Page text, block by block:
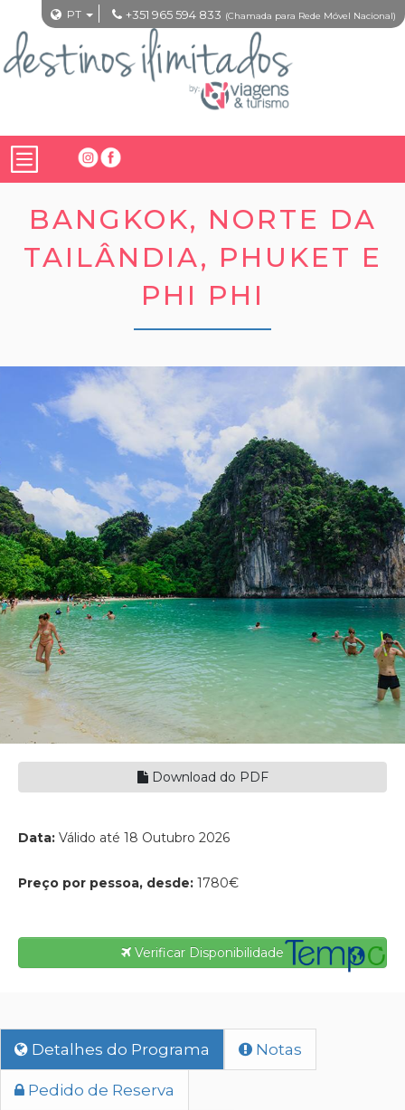
PT +351 965 594 833 (Chamada para Rede Móvel Nacional)
BANGKOK, NORTE DA
TAILÂNDIA, PHUKET E
PHI PHI
Download do PDF
Data: Válido até 18 Outubro 2026
Preço por pessoa, desde: 1780€
Verificar Disponibilidade
Detalhes do Programa Notas
Pedido de Reserva